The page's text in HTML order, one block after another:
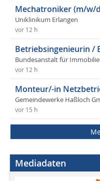
Mechatroniker (m/w/
Uniklinikum Erlangen
vor 12 h
Betriebsingenieurin /
Bundesanstalt für
vor 12 h
Monteur/-in
Gemeindewerke Haßloch
vor 15 h
Mediadaten